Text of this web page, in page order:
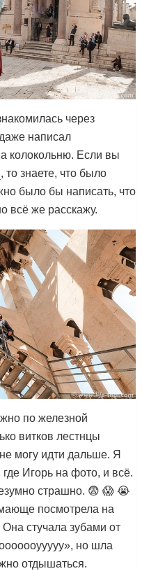
через
написал
Если вы
, то знаете, что было
было бы написать, что
всё же расскажу.
по железной
витков лестнцы
могу идти дальше. Я
где Игорь на фото, и всё.
страшно. 😨 😱 😭
посмотрела на
стучала зубами от
но шла
отдышаться.